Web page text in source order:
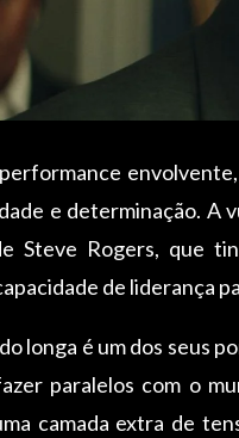
e determinação. A
Steve Rogers, que
de liderança
longa é um dos seus
paralelos com o
camada extra de